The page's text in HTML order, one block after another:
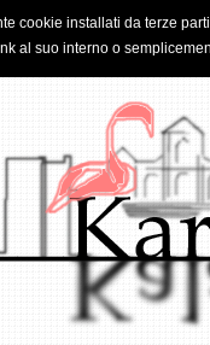
cookie installati da terze
al suo interno o